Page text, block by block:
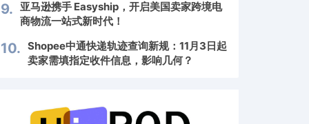
9. 亚马逊携手 Easyship，开启美国卖家跨境电
商物流一站式新时代！
10. Shopee中通快递轨迹查询新规：11月3日起
卖家需填指定收件信息，影响几何？